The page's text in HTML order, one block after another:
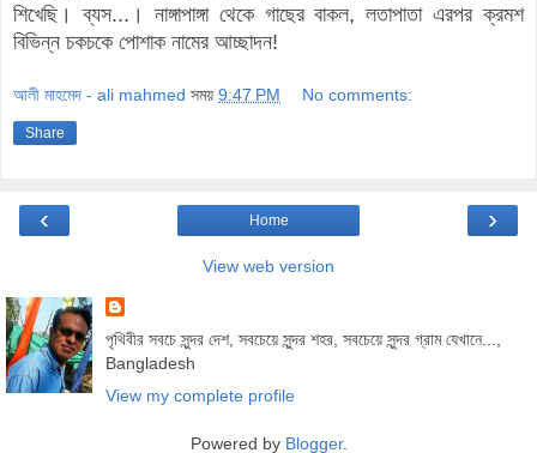
শিখেছি। ব্যস...। নাঙ্গাপাঙ্গা থেকে গাছের বাকল, লতাপাতা এরপর ক্রমশ
বিভিন্ন চকচকে পোশাক নামের আচ্ছাদন!
আলী মাহমেদ - ali mahmed সময় 9:47 PM No comments:
Share
‹ ›
Home
View web version
পৃথিবীর সবচে সুন্দর দেশ, সবচেয়ে সুন্দর শহর, সবচেয়ে সুন্দর গ্রাম যেখানে...,
Bangladesh
View my complete profile
Powered by Blogger.